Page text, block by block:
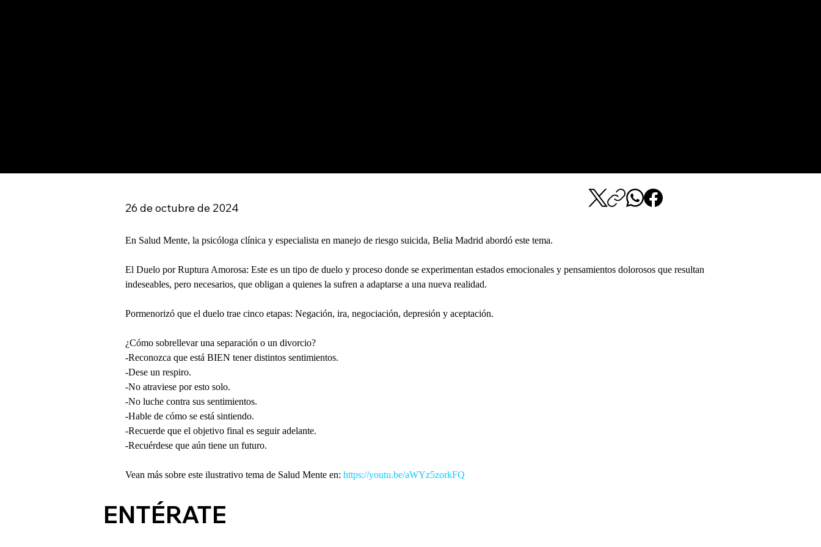
26 de octubre de 2024
En Salud Mente, la psicóloga clínica y especialista en manejo de riesgo suicida, Belia Madrid abordó este tema.
El Duelo por Ruptura Amorosa: Este es un tipo de duelo y proceso donde se experimentan estados emocionales y pensamientos dolorosos que resultan
indeseables, pero necesarios, que obligan a quienes la sufren a adaptarse a una nueva realidad.
Pormenorizó que el duelo trae cinco etapas: Negación, ira, negociación, depresión y aceptación.
¿Cómo sobrellevar una separación o un divorcio?
-Reconozca que está BIEN tener distintos sentimientos.
-Dese un respiro.
-No atraviese por esto solo.
-No luche contra sus sentimientos.
-Hable de cómo se está sintiendo.
-Recuerde que el objetivo final es seguir adelante.
-Recuérdese que aún tiene un futuro.
Vean más sobre este ilustrativo tema de Salud Mente en: https://youtu.be/aWYz5zorkFQ
ENTÉRATE